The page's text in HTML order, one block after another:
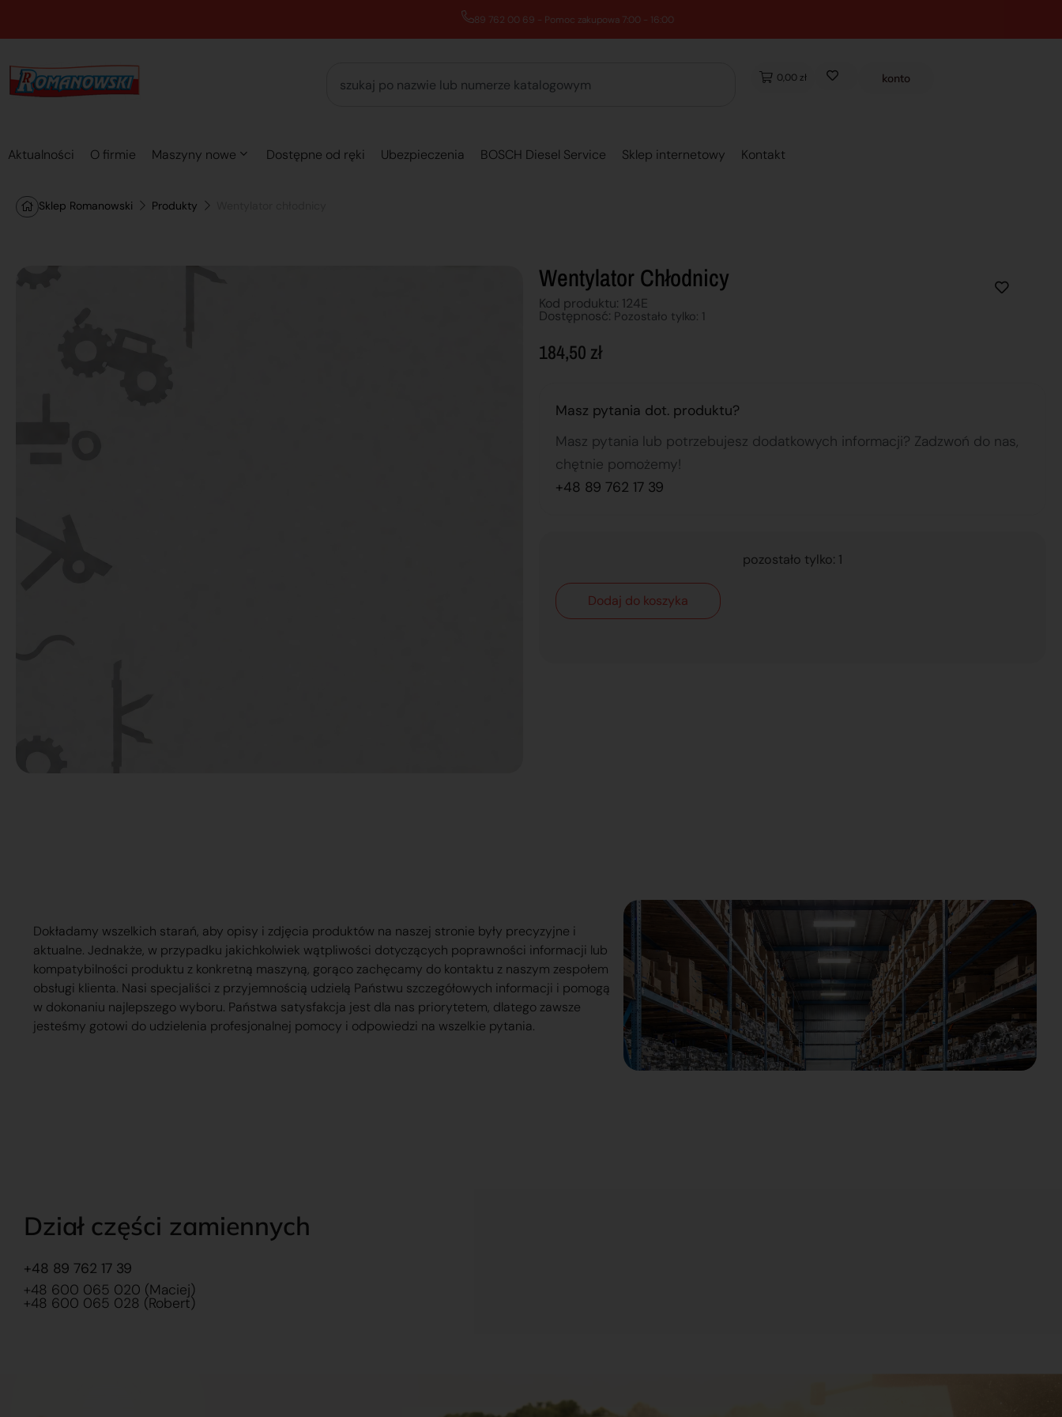
89 762 00 69 - Pomoc zakupowa 7:00 - 16:00
0,00 zł konto
Aktualności O firmie Maszyny nowe Dostępne od ręki Ubezpieczenia BOSCH Diesel Service Sklep internetowy Kontakt
Sklep Romanowski Produkty
Wentylator Chłodnicy
Kod produktu: 124E
Dostępnosć: Pozostało tylko: 1
184,50 zł
Masz pytania dot. produktu?
Masz pytania lub potrzebujesz dodatkowych informacji? Zadzwoń do nas,
chętnie pomożemy!
+48 89 762 17 39
pozostało tylko: 1
Dodaj do koszyka
Dokładamy wszelkich starań, aby opisy i zdjęcia produktów na naszej stronie były precyzyjne i
aktualne. Jednakże, w przypadku jakichkolwiek wątpliwości dotyczących poprawności informacji lub
kompatybilności produktu z konkretną maszyną, gorąco zachęcamy do kontaktu z naszym zespołem
obsługi klienta. Nasi specjaliści z przyjemnością udzielą Państwu szczegółowych informacji i pomogą
w dokonaniu najlepszego wyboru. Państwa satysfakcja jest dla nas priorytetem, dlatego zawsze
jesteśmy gotowi do udzielenia profesjonalnej pomocy i odpowiedzi na wszelkie pytania.
Dział części zamiennych
+48 89 762 17 39
+48 600 065 020 (Maciej)
+48 600 065 028 (Robert)